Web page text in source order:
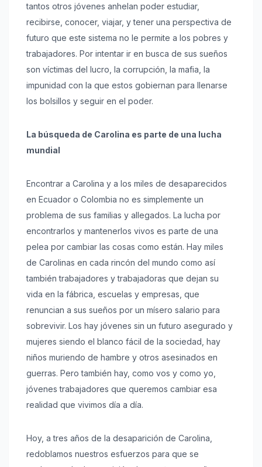
tantos otros jóvenes anhelan poder estudiar,
recibirse, conocer, viajar, y tener una perspectiva de
futuro que este sistema no le permite a los pobres y
trabajadores. Por intentar ir en busca de sus sueños
son víctimas del lucro, la corrupción, la mafia, la
impunidad con la que estos gobiernan para llenarse
los bolsillos y seguir en el poder.
La búsqueda de Carolina es parte de una lucha
mundial
Encontrar a Carolina y a los miles de desaparecidos
en Ecuador o Colombia no es simplemente un
problema de sus familias y allegados. La lucha por
encontrarlos y mantenerlos vivos es parte de una
pelea por cambiar las cosas como están. Hay miles
de Carolinas en cada rincón del mundo como así
también trabajadores y trabajadoras que dejan su
vida en la fábrica, escuelas y empresas, que
renuncian a sus sueños por un mísero salario para
sobrevivir. Los hay jóvenes sin un futuro asegurado y
mujeres siendo el blanco fácil de la sociedad, hay
niños muriendo de hambre y otros asesinados en
guerras. Pero también hay, como vos y como yo,
jóvenes trabajadores que queremos cambiar esa
realidad que vivimos día a día.
Hoy, a tres años de la desaparición de Carolina,
redoblamos nuestros esfuerzos para que se